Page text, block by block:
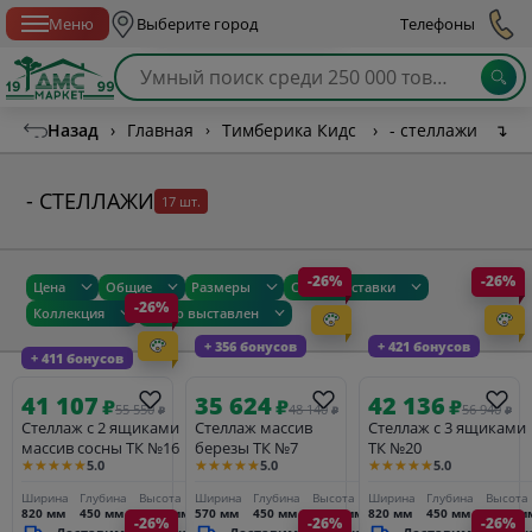
Меню Выберите город Телефоны
Назад › Главная › Тимберика Кидс › - стеллажи ↴
- СТЕЛЛАЖИ 17 шт.
Цена Общие Размеры
Сроки доставки
Коллекция
Товар выставлен
+ 411 бонусов
-26%
41 107₽55 550 ₽
Стеллаж с 2 ящиками
массив сосны ТК №16
★★★★★5.0
Ширина
820 мм
Глубина
450 мм
Высота
1780 мм
+ 356 бонусов
-26%
35 624₽48 140 ₽
Стеллаж массив
березы ТК №7
★★★★★5.0
Ширина
570 мм
Глубина
450 мм
Высота
1800 мм
+ 421 бонусов
-26%
42 136₽56 940 ₽
Стеллаж с 3 ящиками
ТК №20
★★★★★5.0
Ширина
820 мм
Глубина
450 мм
Высота
1340
-26% -26% -26%